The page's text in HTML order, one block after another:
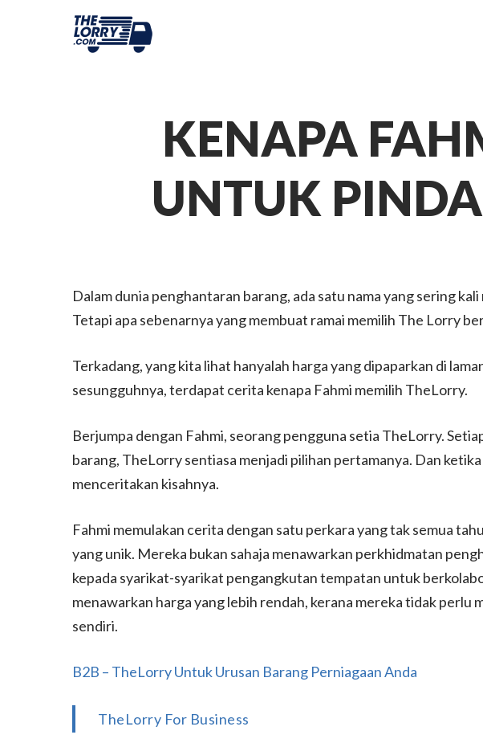
KENAPA
UNTUK
Dalam dunia penghantaran barang, ada satu nama yang sering
Tetapi apa sebenarnya yang membuat ramai memilih The Lorry
Terkadang, yang kita lihat hanyalah harga yang dipaparkan di
sesungguhnya, terdapat cerita kenapa Fahmi memilih TheLorry.
Berjumpa dengan Fahmi, seorang pengguna setia TheLorry.
barang, TheLorry sentiasa menjadi pilihan pertamanya. Dan
menceritakan kisahnya.
Fahmi memulakan cerita dengan satu perkara yang tak semua
yang unik. Mereka bukan sahaja menawarkan perkhidmatan
kepada syarikat-syarikat pengangkutan tempatan untuk
menawarkan harga yang lebih rendah, kerana mereka tidak perlu
sendiri.
B2B – TheLorry Untuk Urusan Barang Perniagaan Anda
TheLorry For Business